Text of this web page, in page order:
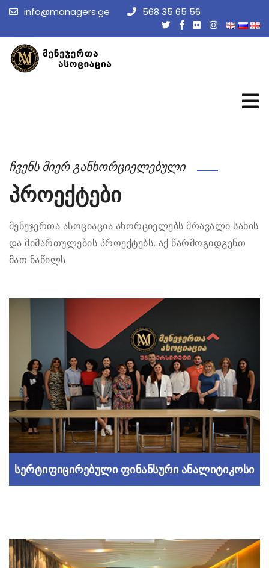
info@managers.ge 568 35 65 56
ჩვენს მიერ განხორციელებული
პროექტები
მენეჯერთა ასოციაცია ახორციელებს მრავალი სახის
და მიმართულების პროექტებს. აქ წარმოგიდგენთ
მათ ნაწილს
სერტიფიცირებული ფინანსური ანალიტიკოსი
სერტიფიცირებული ფინანსური
ანალიტიკოსი